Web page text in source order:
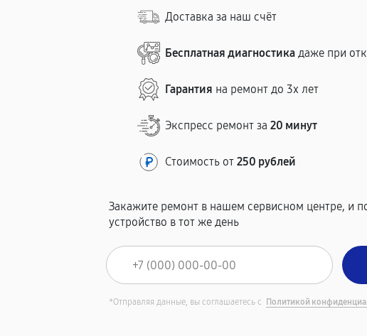
Доставка за наш счёт
Бесплатная диагностика даже при
Гарантия на ремонт до 3х лет
Экспресс ремонт за20 минут
Стоимость от250 рублей
Закажите ремонт в нашем сервисном центре, и
устройство в тот же день
*Отправляя данные, вы соглашаетесь с Политикой